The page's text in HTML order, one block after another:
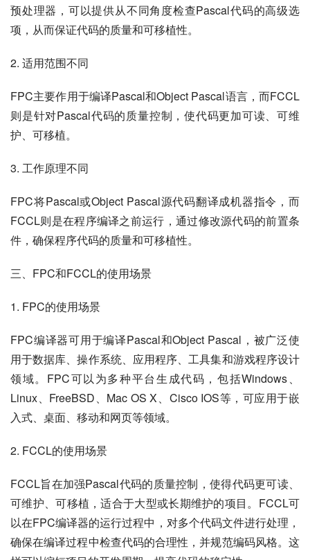
预处理器，可以提供从不同角度检查Pascal代码的高级选
项，从而保证代码的质量和可移植性。
2. 适用范围不同
FPC主要作用于编译Pascal和Object Pascal语言，而FCCL
则是针对Pascal代码的质量控制，使代码更加可读、可维
护、可移植。
3. 工作原理不同
FPC将Pascal或Object Pascal源代码翻译成机器指令，而
FCCL则是在程序编译之前运行，通过修改源代码的前置条
件，确保程序代码的质量和可移植性。
三、FPC和FCCL的使用场景
1. FPC的使用场景
FPC编译器可用于编译Pascal和Object Pascal，被广泛使
用于数据库、操作系统、应用程序、工具集和游戏程序设计
领域。FPC可以为多种平台生成代码，包括Windows、
Linux、FreeBSD、Mac OS X、Cisco IOS等，可应用于嵌
入式、桌面、移动和网页等领域。
2. FCCL的使用场景
FCCL旨在加强Pascal代码的质量控制，使得代码更可读、
可维护、可移植，适合于大型或长期维护的项目。FCCL可
以在FPC编译器的运行过程中，对多个代码文件进行处理，
确保在编译过程中检查代码的合理性，并规范编码风格。这